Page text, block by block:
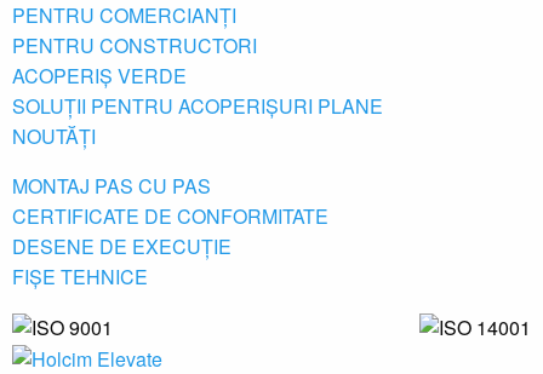
PENTRU COMERCIANȚI
PENTRU CONSTRUCTORI
ACOPERIȘ VERDE
SOLUȚII PENTRU ACOPERIȘURI PLANE
NOUTĂȚI
MONTAJ PAS CU PAS
CERTIFICATE DE CONFORMITATE
DESENE DE EXECUȚIE
FIȘE TEHNICE